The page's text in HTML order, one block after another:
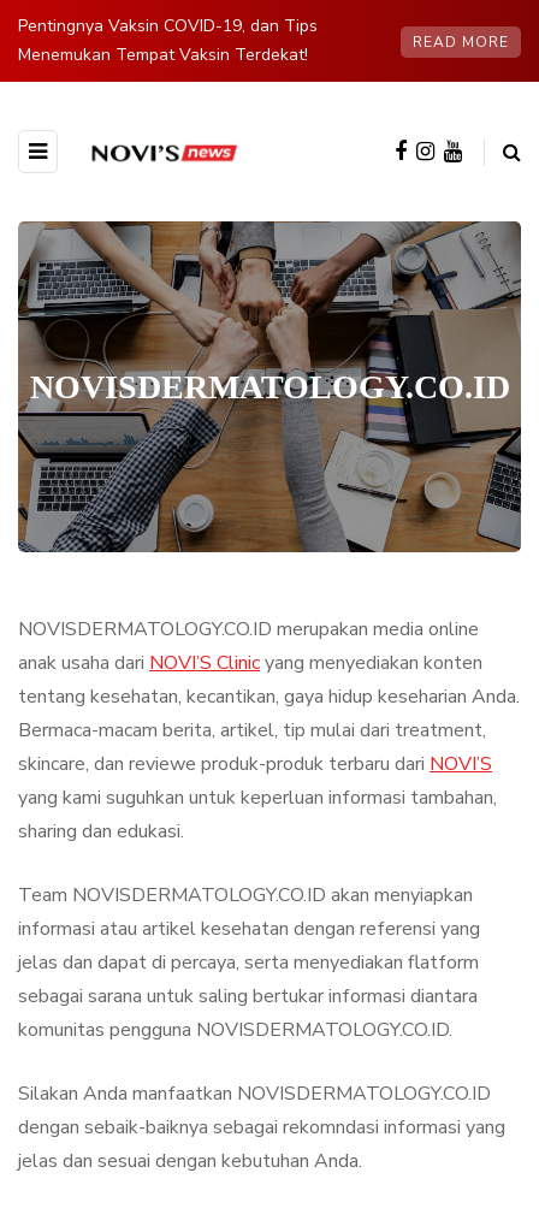
Pentingnya Vaksin COVID-19, dan Tips
Menemukan Tempat Vaksin Terdekat!
READ MORE
NOVISDERMATOLOGY.CO.ID
NOVISDERMATOLOGY.CO.ID merupakan media online
anak usaha dari NOVI’S Clinicyang menyediakan konten
tentang kesehatan, kecantikan, gaya hidup keseharian Anda.
Bermaca-macam berita, artikel, tip mulai dari treatment,
skincare, dan reviewe produk-produk terbaru dari NOVI’S
yang kami suguhkan untuk keperluan informasi tambahan,
sharing dan edukasi.
Team NOVISDERMATOLOGY.CO.ID akan menyiapkan
informasi atau artikel kesehatan dengan referensi yang
jelas dan dapat di percaya, serta menyediakan flatform
sebagai sarana untuk saling bertukar informasi diantara
komunitas pengguna NOVISDERMATOLOGY.CO.ID.
Silakan Anda manfaatkan NOVISDERMATOLOGY.CO.ID
dengan sebaik-baiknya sebagai rekomndasi informasi yang
jelas dan sesuai dengan kebutuhan Anda.